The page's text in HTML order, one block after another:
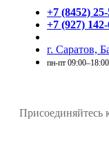
+7 (8452)
+7 (927) 142-
г. Саратов,
пн-пт
Присоединяйтесь